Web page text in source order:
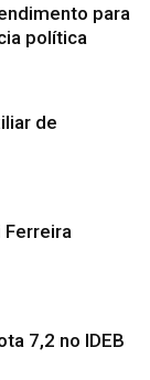
para
política
de
Ferreira
7,2 no IDEB